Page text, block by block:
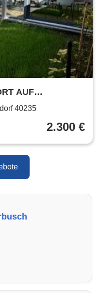
AUF
40235
2.300 €
aktuellen Mietpreise
du genau, welche
lohnt.